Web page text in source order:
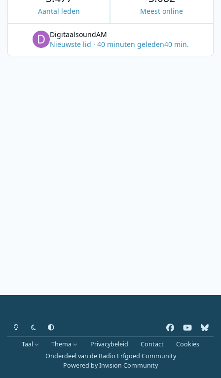
Aantal leden Meest online
DigitaalsoundAM
Nieuwste lid · 40 minuten geleden40 min.
Heldere modus
Donkere modus
Systeemvoorkeur
a
c
e
o
u
b
l
u
Taal Thema Privacybeleid Contact
Cookies
Onderdeel van de Radio Erfgoed Community
Powered byInvision Community